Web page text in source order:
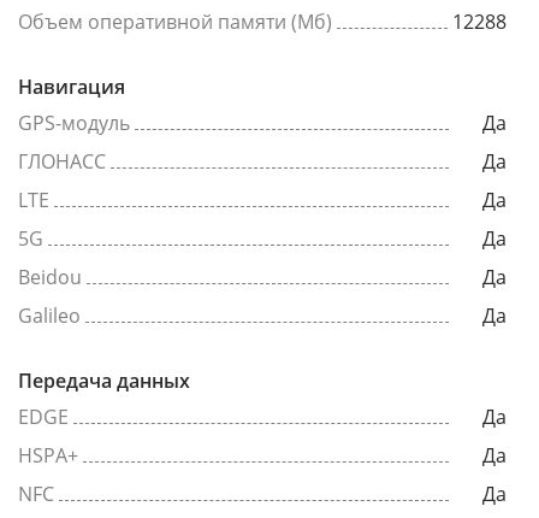
Объем оперативной памяти (Мб)
12288
Навигация
GPS-модуль
Да
ГЛОНАСС
Да
LTE
Да
5G
Да
Beidou
Да
Galileo
Да
Передача данных
EDGE
Да
HSPA+
Да
NFC
Да